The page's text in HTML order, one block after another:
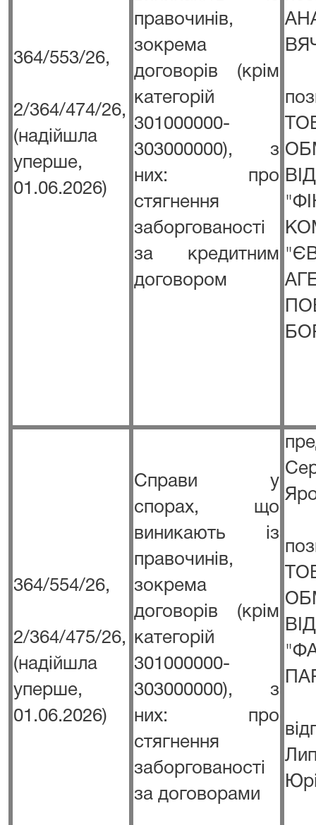
364/553/26,
2/364/474/26,
(надійшла
уперше,
01.06.2026)
правочинів,
зокрема
договорів (крім
категорій
301000000-
303000000), з
них: про
стягнення
заборгованості
за кредитним
договором
364/554/26,
2/364/475/26,
(надійшла
уперше,
01.06.2026)
Справи у
спорах, що
виникають із
правочинів,
зокрема
договорів (крім
категорій
301000000-
303000000), з
них: про
стягнення
заборгованості
за договорами